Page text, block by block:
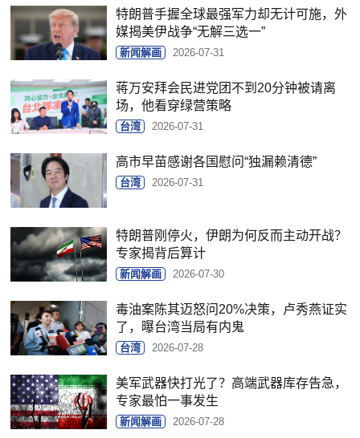
特朗普手握全球最强军力却无计可施，外
媒揭美伊战争“无解三选一”
新闻解画 2026-07-31
蒋万安拜会民进党团不到20分钟被请离
场，他看穿绿营策略
台湾 2026-07-31
高市早苗感谢各国慰问“独漏赖清德”
台湾 2026-07-31
特朗普刚停火，伊朗为何反而主动开战？
专家揭背后算计
新闻解画 2026-07-30
毒油案陈其迈怒问20%决策，卢秀燕证实
了，曝台湾当局有内鬼
台湾 2026-07-28
美军武器快打光了？高端武器库存告急，
专家最怕一事发生
新闻解画 2026-07-28